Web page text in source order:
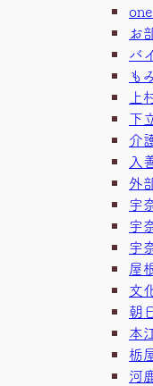
お
バ
も
上
下
介
入
外
宇
宇
宇
屋
文
朝
本
栃
河